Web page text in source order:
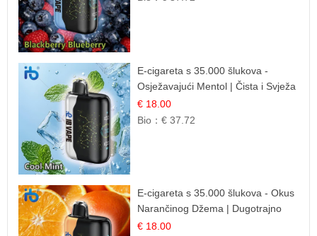
E-cigareta s 35.000 šlukova -
Osježavajući Mentol | Čista i Svježa
Okus
€ 18.00
Bio：€ 37.72
E-cigareta s 35.000 šlukova - Okus
Narančinog Džema | Dugotrajno
Iskustvo
€ 18.00